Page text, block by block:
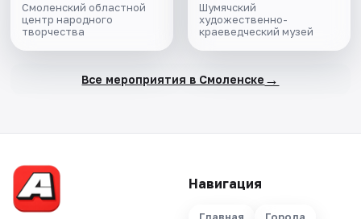
Смоленский областной
центр народного
творчества
Шумячский
художественно-
краеведческий музей
Все мероприятия в Смоленске →
Навигация